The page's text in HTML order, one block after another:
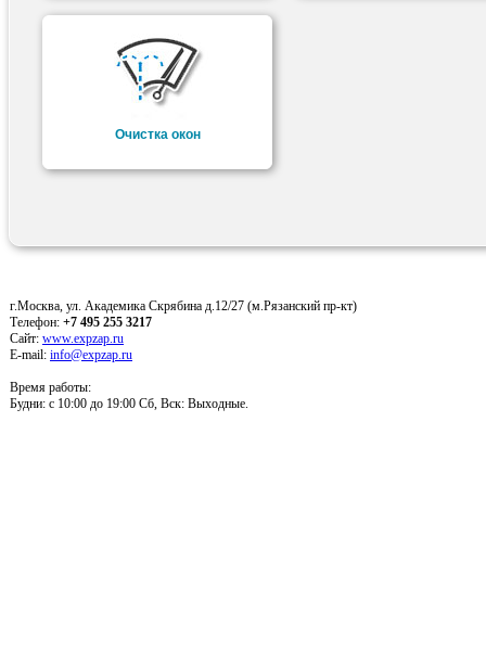
Очистка окон
г.Москва, ул. Академика Скрябина д.12/27 (м.Рязанский пр-кт)
Телефон: +7 495 255 3217
Сайт: www.expzap.ru
E-mail: info@expzap.ru
Время работы:
Будни: c 10:00 до 19:00 Сб, Вск: Выходные.